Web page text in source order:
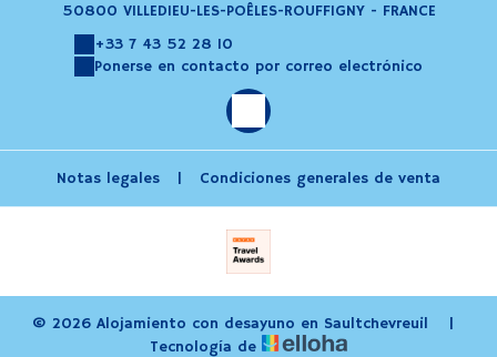
50800 VILLEDIEU-LES-POÊLES-ROUFFIGNY - FRANCE
+33 7 43 52 28 10
Ponerse en contacto por correo electrónico
Notas legales | Condiciones generales de venta
© 2026 Alojamiento con desayuno en Saultchevreuil
|
Tecnología de